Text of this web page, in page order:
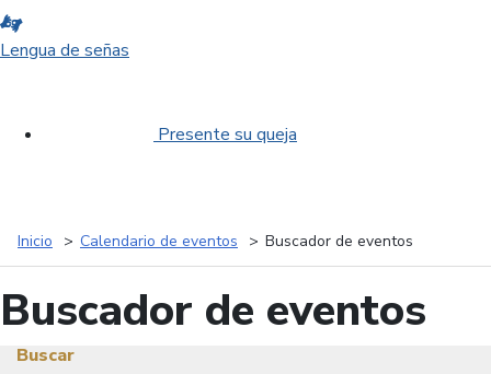
Lengua de señas
Presente su queja
Inicio Calendario de eventos Buscador de eventos
Buscador de eventos
Buscar